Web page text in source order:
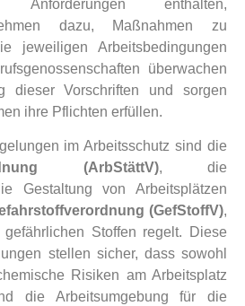
Anforderungen enthalten,
dazu, Maßnahmen zu
jeweiligen Arbeitsbedingungen
überwachen
dieser Vorschriften und sorgen
ihre Pflichten erfüllen.
im Arbeitsschutz sind die
(ArbStättV), die
Gestaltung von Arbeitsplätzen
(GefStoffV),
Stoffen regelt. Diese
stellen sicher, dass sowohl
Risiken am Arbeitsplatz
die Arbeitsumgebung für die